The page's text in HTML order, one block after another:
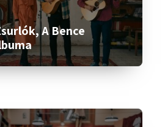
A Bence